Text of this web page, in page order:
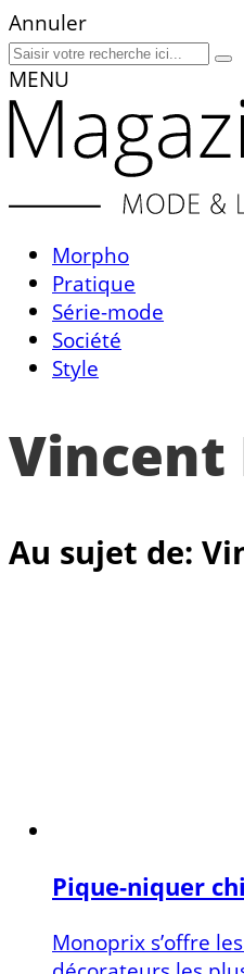
Annuler
MENU
Morpho
Pratique
Série-mode
Société
Style
Vincent
Au sujet de:
Pique-niquer
Monoprix s’offre